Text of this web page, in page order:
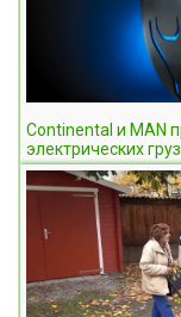
Continental и MAN
электрических